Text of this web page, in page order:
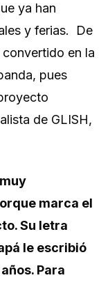
ya han
y ferias. De
convertido en la
pues
de GLISH,
marca el
Su letra
le escribió
Para